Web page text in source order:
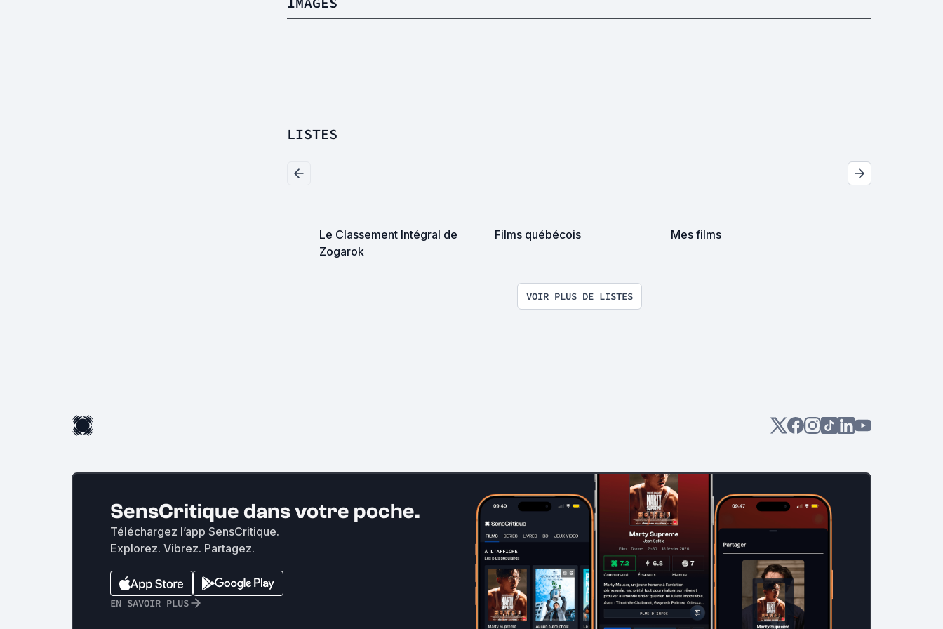
LISTES
Le Classement Intégral de
Zogarok
Films québécois Mes films
VOIR PLUS DE LISTES
SensCritique dans votre poche.
Téléchargez l’app SensCritique.
Explorez. Vibrez. Partagez.
EN SAVOIR PLUS